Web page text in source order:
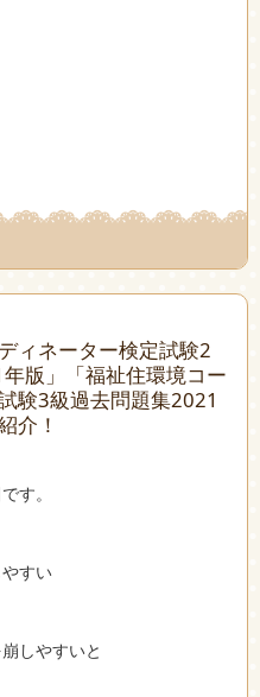
ィネーター検定試験2
版」「福祉住環境コー
験3級過去問題集2021
介！
す。
すい
しやすいと